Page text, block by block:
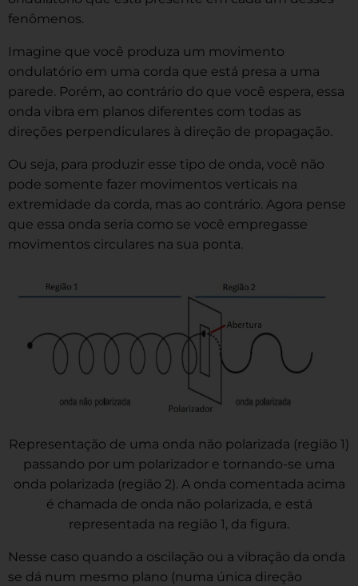
fenômenos.
Imagine que você produza um movimento
ondulatório em uma corda que está presa a uma
parede. Porém, ao contrário do que você espera, essa
onda vibra em planos diferentes com todas as
direções perpendiculares à direção de propagação.
Ou seja, para produzir esse tipo de onda, você não
pode somente fazer movimentos verticais na
extremidade da corda, mas ao contrário. Agora pense
que essa onda seria como se você empregasse
movimentos circulares na sua ponta.
Representação de uma onda não polarizada (região 1)
passando por um polarizador e tornando-se uma
onda polarizada (região 2). A onda comentada acima
é chamada de onda não polarizada, e está
representada na região 1, da figura.
Nesse caso quando a oscilação ou a vibração da onda
se dá num mesmo plano (numa única direção